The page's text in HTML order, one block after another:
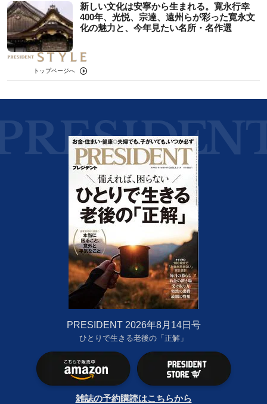
新しい文化は安寧から生まれる。寛永行幸
400年、光悦、宗達、遠州らが彩った寛永文
化の魅力と、今年見たい名所・名作選
トップページへ
PRESIDENT 2026年8月14日号
ひとりで生きる老後の「正解」
雑誌の予約購読はこちらから